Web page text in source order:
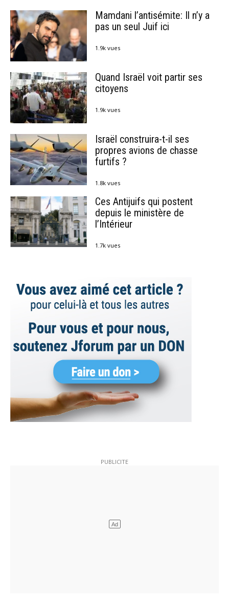
Mamdani l’antisémite: Il n’y a
pas un seul Juif ici
1.9k vues
Quand Israël voit partir ses
citoyens
1.9k vues
Israël construira-t-il ses
propres avions de chasse
furtifs ?
1.8k vues
Ces Antijuifs qui postent
depuis le ministère de
l’Intérieur
1.7k vues